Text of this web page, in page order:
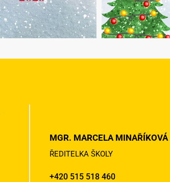
MGR. MARCELA MINAŘÍKOVÁ
ŘEDITELKA ŠKOLY
+420 515 518 460